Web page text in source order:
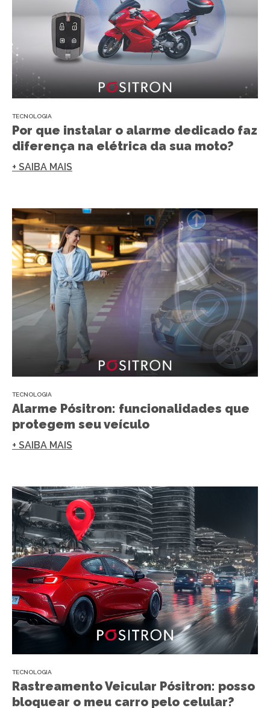
TECNOLOGIA
Por que instalar o alarme dedicado faz
diferença na elétrica da sua moto?
+ SAIBA MAIS
TECNOLOGIA
Alarme Pósitron: funcionalidades que
protegem seu veículo
+ SAIBA MAIS
TECNOLOGIA
Rastreamento Veicular Pósitron: posso
bloquear o meu carro pelo celular?